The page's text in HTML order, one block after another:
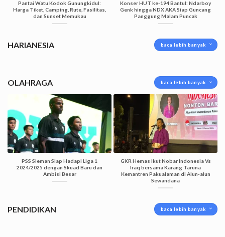
Pantai Watu Kodok Gunungkidul:
Harga Tiket, Camping, Rute, Fasilitas,
dan Sunset Memukau
Konser HUT ke-194 Bantul: Ndarboy
Genk hingga NDX AKA Siap Guncang
Panggung Malam Puncak
HARIANESIA baca lebih banyak
OLAHRAGA baca lebih banyak
PSS Sleman Siap Hadapi Liga 1
2024/2025 dengan Skuad Baru dan
Ambisi Besar
GKR Hemas Ikut Nobar Indonesia Vs
Iraq bersama Karang Taruna
Kemantren Pakualaman di Alun-alun
Sewandana
PENDIDIKAN baca lebih banyak